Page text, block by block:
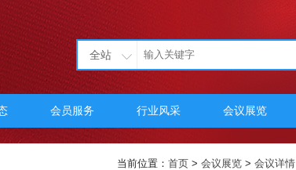
全站
会员服务 行业风采 会议展览
当前位置： 首页 > 会议展览 > 会议详情